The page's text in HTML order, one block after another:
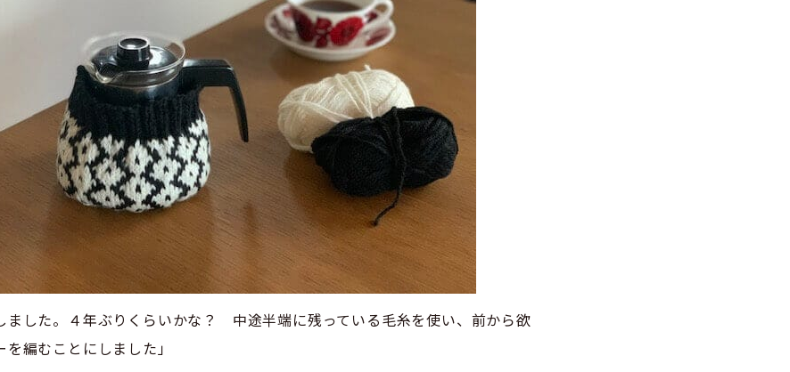
ました。４年ぶりくらいかな？ 中途半端に残っている毛糸を使い、前から欲
編むことにしました」